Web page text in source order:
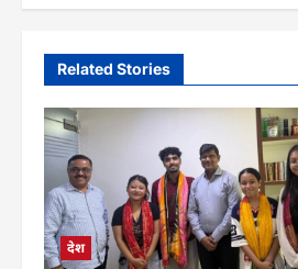
Related Stories
देश